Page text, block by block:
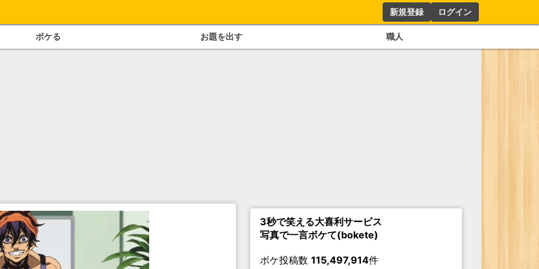
新規登録 ログイン
ボケる お題を出す 職人
3秒で笑える大喜利サービス
写真で一言ボケて(bokete)
ボケ投稿数 115,497,914件